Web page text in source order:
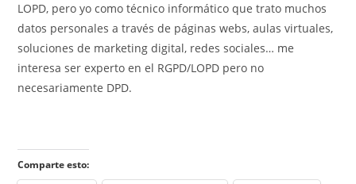
LOPD, pero yo como técnico informático que trato muchos
datos personales a través de páginas webs, aulas virtuales,
soluciones de marketing digital, redes sociales… me
interesa ser experto en el RGPD/LOPD pero no
necesariamente DPD.
Comparte esto: